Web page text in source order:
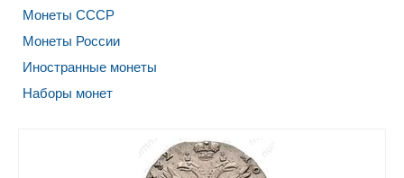
Монеты СССР
Монеты России
Иностранные монеты
Наборы монет